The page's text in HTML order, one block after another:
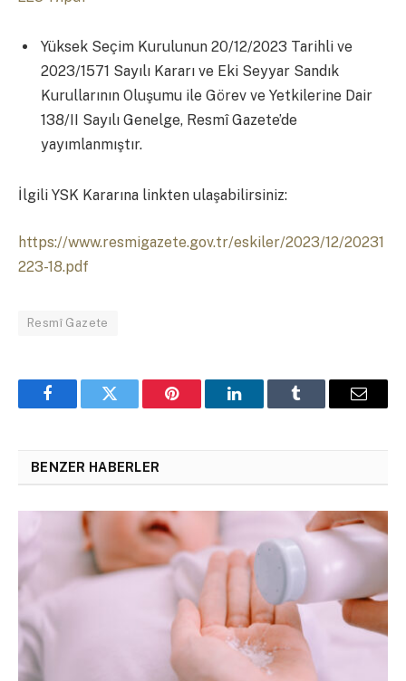
Yüksek Seçim Kurulunun 20/12/2023 Tarihli ve
2023/1571 Sayılı Kararı ve Eki Seyyar Sandık
Kurullarının Oluşumu ile Görev ve Yetkilerine Dair
138/II Sayılı Genelge, Resmî Gazete’de
yayımlanmıştır.
İlgili YSK Kararına linkten ulaşabilirsiniz:
https://www.resmigazete.gov.tr/eskiler/2023/12/20231
223-18.pdf
Resmî Gazete
FacebookTwitter Pinterest LinkedInTumblr Email
BENZER HABERLER